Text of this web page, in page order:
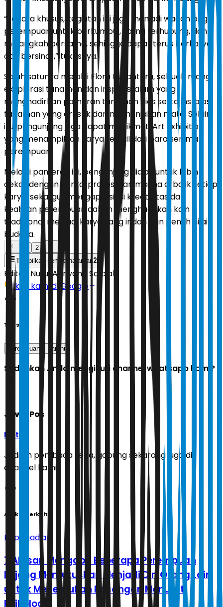
“Secara khusus, kegiatan ini juga menjadi wadah bagi
perempuan untuk berkumpul, saling terhubung, dan
melangkah bersama, sehingga dapat terus berkarya
dan bersinar,” tukasnya.
Salah satunya melalui Flora Nusantara, sebuah ruang
eksplorasi tanaman dan inspirasi alam yang
menghadirkan pameran tanaman hias serta instalasi
tanaman yang artistik dan memanjakan mata. Selain
itu, pengunjung juga dapat menikmati Art Exhibition
yang menampilkan karya tekstil dari para seniman
perempuan.
Melalui pameran ini, pengunjung diajak untuk lebih
dekat dengan cerita, proses, dan makna di balik setiap
karya, sekaligus mengapresiasi kreativitas dan
keahlian perempuan dalam menghadirkan kain
tradisional menjadi karya yang indah dan penuh nilai
budaya.
2
Tampilkan semua halaman2
Editor: Nurul Adriyana Salbiah
Ikuti kami di Google
Tags
perempuan kartini
Sudahkah Anda mengikuti channel whatsapp kami?
Jawa Pos
Ikuti
Jadilah pembaca setia, gabung sekarang juga di
channel kami!
Artikel Terkait
Kepribadian
7 Alasan Mengapa Beberapa Perempuan
Lajang Memutuskan Menjadi Diri Orang Lain
untuk Menemukan Pasangan Menurut
Psikologi